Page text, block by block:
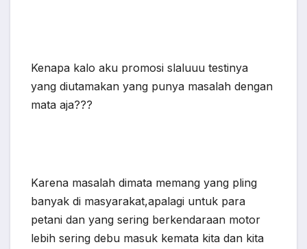
Kenapa kalo aku promosi slaluuu testinya
yang diutamakan yang punya masalah dengan
mata aja???
Karena masalah dimata memang yang pling
banyak di masyarakat,apalagi untuk para
petani dan yang sering berkendaraan motor
lebih sering debu masuk kemata kita dan kita